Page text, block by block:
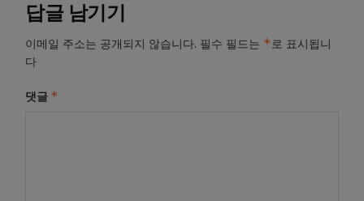
답글 남기기
이메일 주소는 공개되지 않습니다. 필수 필드는 *로 표시됩니
다
댓글 *